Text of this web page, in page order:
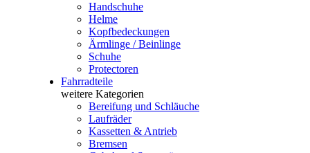
Handschuhe
Helme
Kopfbedeckungen
Ärmlinge / Beinlinge
Schuhe
Protectoren
Fahrradteile
weitere Kategorien
Bereifung und Schläuche
Laufräder
Kassetten & Antrieb
Bremsen